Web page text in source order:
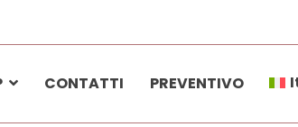
CONTATTI PREVENTIVO